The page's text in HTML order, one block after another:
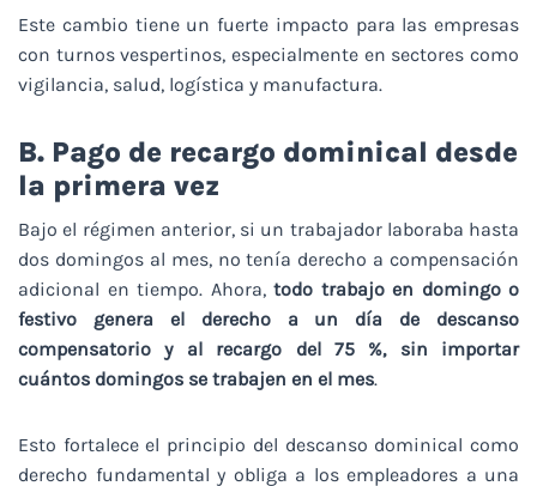
Este cambio tiene un fuerte impacto para las empresas
con turnos vespertinos, especialmente en sectores como
vigilancia, salud, logística y manufactura.
B. Pago de recargo dominical desde
la primera vez
Bajo el régimen anterior, si un trabajador laboraba hasta
dos domingos al mes, no tenía derecho a compensación
adicional en tiempo. Ahora, todo trabajo en domingo o
festivo genera el derecho a un día de descanso
compensatorio y al recargo del 75 %, sin importar
cuántos domingos se trabajen en el mes.
Esto fortalece el principio del descanso dominical como
derecho fundamental y obliga a los empleadores a una